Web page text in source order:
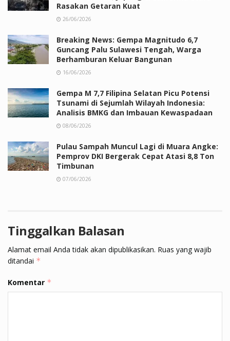
Rasakan Getaran Kuat
26/06/2026
Breaking News: Gempa Magnitudo 6,7
Guncang Palu Sulawesi Tengah, Warga
Berhamburan Keluar Bangunan
16/06/2026
Gempa M 7,7 Filipina Selatan Picu Potensi
Tsunami di Sejumlah Wilayah Indonesia:
Analisis BMKG dan Imbauan Kewaspadaan
08/06/2026
Pulau Sampah Muncul Lagi di Muara Angke:
Pemprov DKI Bergerak Cepat Atasi 8,8 Ton
Timbunan
07/06/2026
Tinggalkan Balasan
Alamat email Anda tidak akan dipublikasikan. Ruas yang wajib
ditandai *
Komentar *